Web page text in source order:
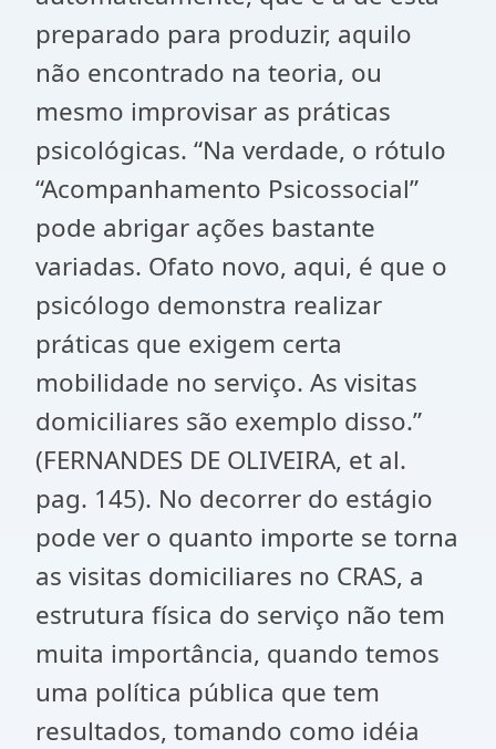
preparado para produzir, aquilo
não encontrado na teoria, ou
mesmo improvisar as práticas
psicológicas. “Na verdade, o rótulo
“Acompanhamento Psicossocial”
pode abrigar ações bastante
variadas. Ofato novo, aqui, é que o
psicólogo demonstra realizar
práticas que exigem certa
mobilidade no serviço. As visitas
domiciliares são exemplo disso.”
(FERNANDES DE OLIVEIRA, et al.
pag. 145). No decorrer do estágio
pode ver o quanto importe se torna
as visitas domiciliares no CRAS, a
estrutura física do serviço não tem
muita importância, quando temos
uma política pública que tem
resultados, tomando como idéia